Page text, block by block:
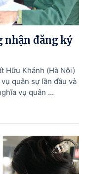
nhận đăng ký
Hữu Khánh (Hà Nội)
quân sự lần đầu và
vụ quân ...